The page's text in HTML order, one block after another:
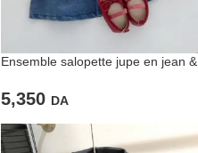
Ensemble salopette jupe en jean &
champêtre adorable
5,350 DA